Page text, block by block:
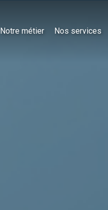
Notre métier Nos services